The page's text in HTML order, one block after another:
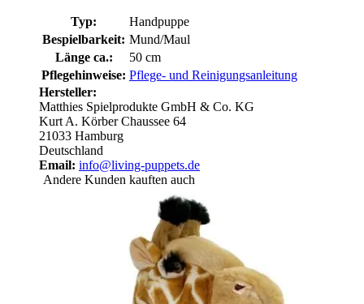
Typ:
Handpuppe
Bespielbarkeit: Mund/Maul
Länge ca.:
50 cm
Pflegehinweise: Pflege- und Reinigungsanleitung
Hersteller:
Matthies Spielprodukte GmbH & Co. KG
Kurt A. Körber Chaussee 64
21033 Hamburg
Deutschland
Email: info@living-puppets.de
Andere Kunden kauften auch